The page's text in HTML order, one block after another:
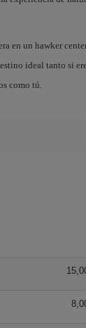
en un hawker
ideal tanto si
como tú.